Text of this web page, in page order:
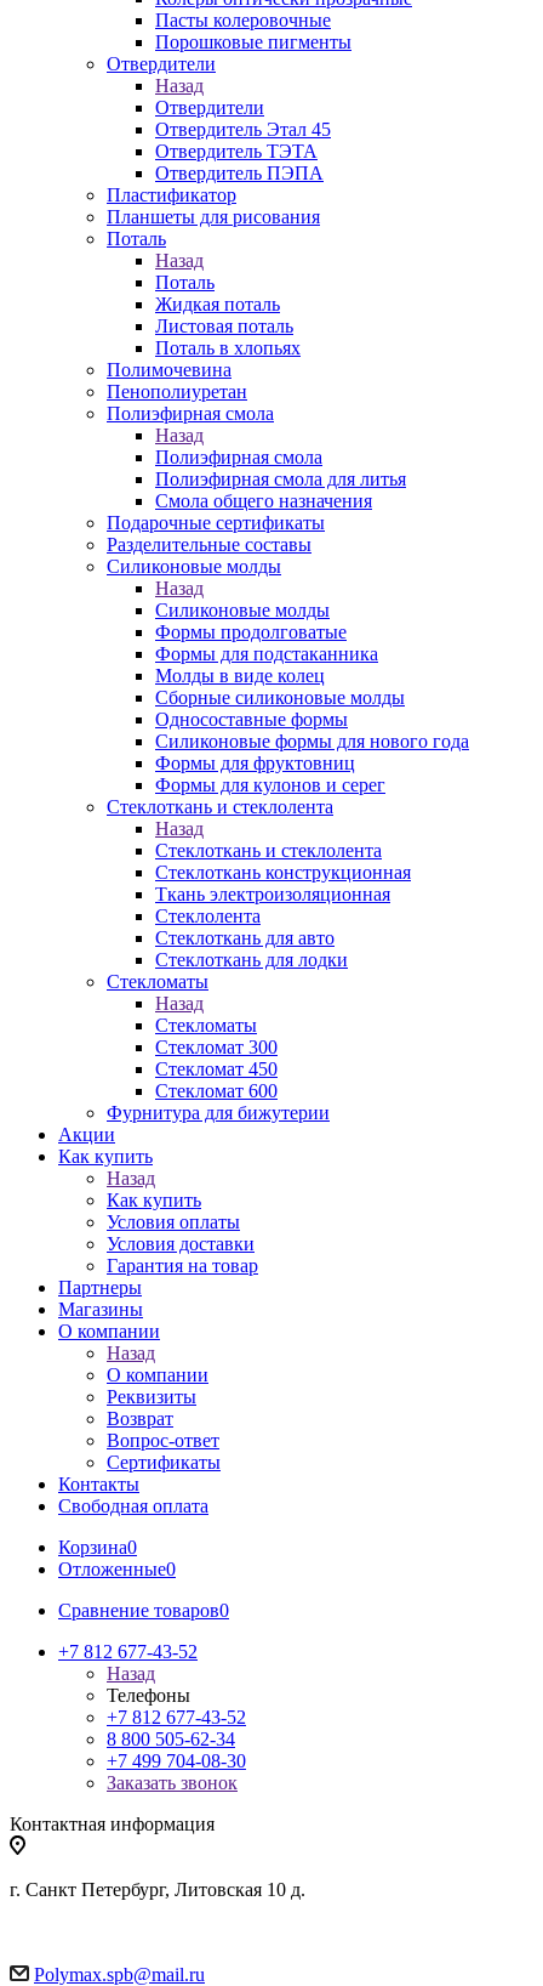
Пасты колеровочные
Порошковые пигменты
Отвердители
Назад
Отвердители
Отвердитель Этал 45
Отвердитель ТЭТА
Отвердитель ПЭПА
Пластификатор
Планшеты для рисования
Поталь
Назад
Поталь
Жидкая поталь
Листовая поталь
Поталь в хлопьях
Полимочевина
Пенополиуретан
Полиэфирная смола
Назад
Полиэфирная смола
Полиэфирная смола для литья
Смола общего назначения
Подарочные сертификаты
Разделительные составы
Силиконовые молды
Назад
Силиконовые молды
Формы продолговатые
Формы для подстаканника
Молды в виде колец
Сборные силиконовые молды
Односоставные формы
Силиконовые формы для нового года
Формы для фруктовниц
Формы для кулонов и серег
Стеклоткань и стеклолента
Назад
Стеклоткань и стеклолента
Стеклоткань конструкционная
Ткань электроизоляционная
Стеклолента
Стеклоткань для авто
Стеклоткань для лодки
Стекломаты
Назад
Стекломаты
Стекломат 300
Стекломат 450
Стекломат 600
Фурнитура для бижутерии
Акции
Как купить
Назад
Как купить
Условия оплаты
Условия доставки
Гарантия на товар
Партнеры
Магазины
О компании
Назад
О компании
Реквизиты
Возврат
Вопрос-ответ
Сертификаты
Контакты
Свободная оплата
Корзина0
Отложенные0
Сравнение товаров0
+7 812 677-43-52
Назад
Телефоны
+7 812 677-43-52
8 800 505-62-34
+7 499 704-08-30
Заказать звонок
Контактная информация
г. Санкт Петербург, Литовская 10 д.
Polymax.spb@mail.ru